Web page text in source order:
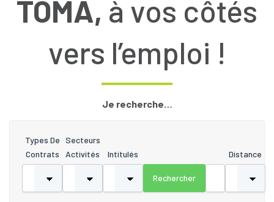
TOMA, à vos côtés
vers l’emploi !
Je recherche…
Distance
Types De
Contrats
Secteurs
Activités
Intitulés